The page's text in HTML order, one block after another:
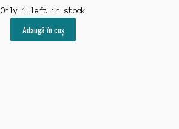
Only 1 left in stock
Adaugă în coș